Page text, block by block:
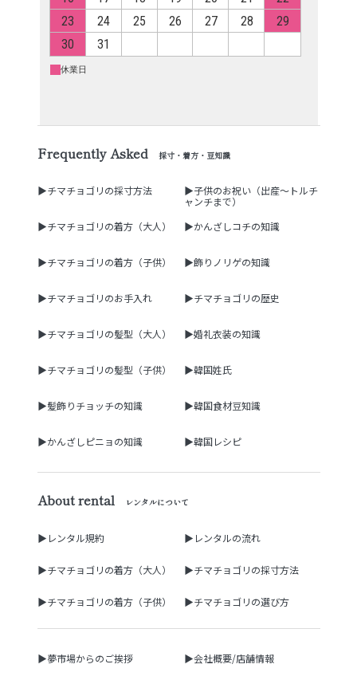
Frequently Asked 採寸・着方・豆知識
▶チマチョゴリの採寸方法
▶子供のお祝い（出産～トルチ
ャンチまで）
▶チマチョゴリの着方（大人）
▶かんざしコチの知識
▶チマチョゴリの着方（子供） ▶飾りノリゲの知識
▶チマチョゴリのお手入れ ▶チマチョゴリの歴史
▶チマチョゴリの髪型（大人） ▶婚礼衣装の知識
▶チマチョゴリの髪型（子供） ▶韓国姓氏
▶髪飾りチョッチの知識 ▶韓国食材豆知識
▶かんざしピニョの知識 ▶韓国レシピ
About rental レンタルについて
▶レンタル規約 ▶レンタルの流れ
▶チマチョゴリの着方（大人） ▶チマチョゴリの採寸方法
▶チマチョゴリの着方（子供） ▶チマチョゴリの選び方
▶夢市場からのご挨拶 ▶会社概要/店舗情報